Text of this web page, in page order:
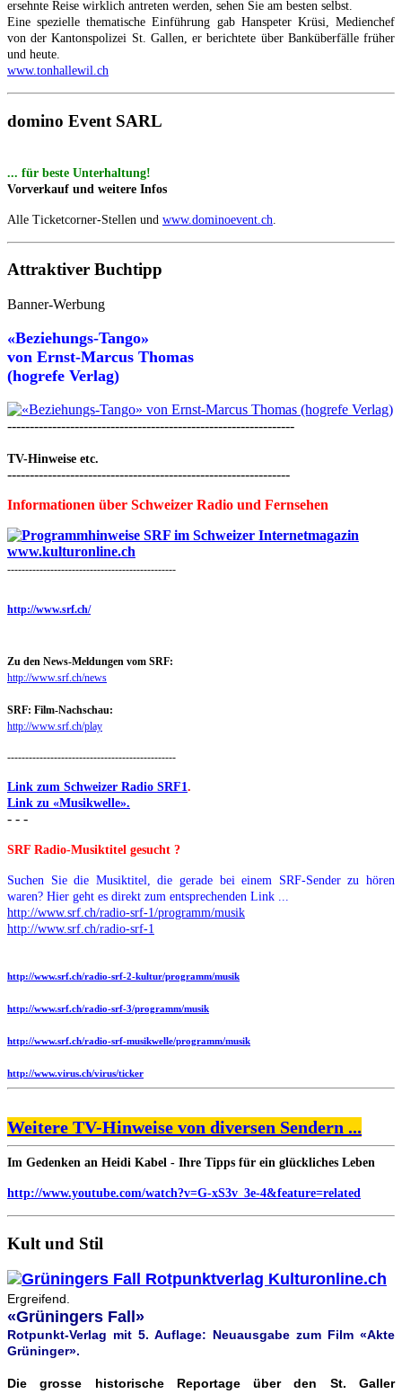
ersehnte Reise wirklich antreten werden, sehen Sie am besten selbst.
Eine spezielle thematische Einführung gab Hanspeter Krüsi, Medienchef
von der Kantonspolizei St. Gallen, er berichtete über Banküberfälle früher
und heute.
www.tonhallewil.ch
domino Event SARL
... für beste Unterhaltung!
Vorverkauf und weitere Infos
Alle Ticketcorner-Stellen und www.dominoevent.ch
Attraktiver Buchtipp
Banner-Werbung
«Beziehungs-Tango»
von Ernst-Marcus Thomas
(hogrefe Verlag)
----------------------------------------------------------------
TV-Hinweise etc.
---------------------------------------------------------------
Informationen über Schweizer Radio und Fernsehen
-----------------------------------------------
http://www.srf.ch/
Zu den News-Meldungen vom SRF:
http://www.srf.ch/news
SRF: Film-Nachschau:
http://www.srf.ch/play
-----------------------------------------------
Link zum Schweizer Radio SRF1 .
Link zu «Musikwelle».
- - -
SRF Radio-Musiktitel gesucht ?
Suchen Sie die Musiktitel, die gerade bei einem SRF-Sender zu hören
waren? Hier geht es direkt zum entsprechenden Link ...
http://www.srf.ch/radio-srf-1/programm/musik
http://www.srf.ch/radio-srf-1
http://www.srf.ch/radio-srf-2-kultur/programm/musik
http://www.srf.ch/radio-srf-3/programm/musik
http://www.srf.ch/radio-srf-musikwelle/programm/musik
http://www.virus.ch/virus/ticker
Weitere TV-Hinweise von diversen Sendern ...
Im Gedenken an Heidi Kabel - Ihre Tipps für ein glückliches Leben
http://www.youtube.com/watch?v=G-xS3v_3e-4&feature=related
Kult und Stil
Ergreifend.
«Grüningers Fall»
Rotpunkt-Verlag mit 5. Auflage: Neuausgabe zum Film «Akte
Grüninger».
Die grosse historische Reportage über den St. Galler